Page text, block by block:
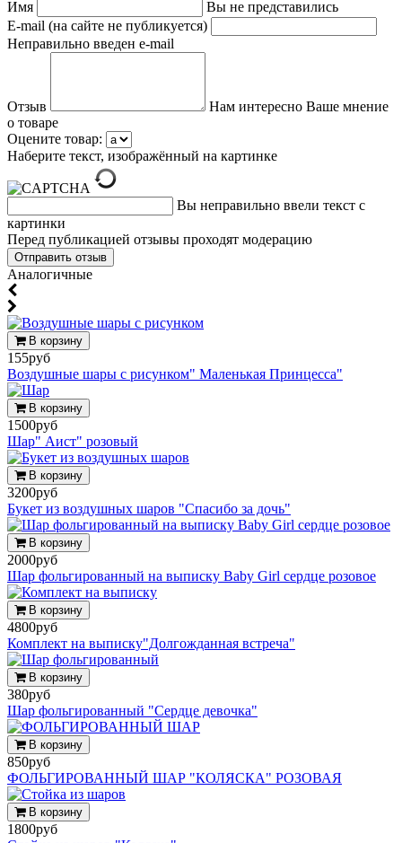
Имя
Вы не представились
E-mail (на сайте не публикуется)
Неправильно введен e-mail
Отзыв
Нам интересно Ваше мнение
о товаре
Оцените товар:
Наберите текст, изображённый на картинке
Вы неправильно ввели текст с
картинки
Перед публикацией отзывы проходят модерацию
Аналогичные
В корзину
155руб
Воздушные шары с рисунком" Маленькая Принцесса"
В корзину
1500руб
Шар" Аист" розовый
В корзину
3200руб
Букет из воздушных шаров "Спасибо за дочь"
В корзину
2000руб
Шар фольгированный на выписку Baby Girl сердце розовое
В корзину
4800руб
Комплект на выписку"Долгожданная встреча"
В корзину
380руб
Шар фольгированный "Сердце девочка"
В корзину
850руб
ФОЛЬГИРОВАННЫЙ ШАР "КОЛЯСКА" РОЗОВАЯ
В корзину
1800руб